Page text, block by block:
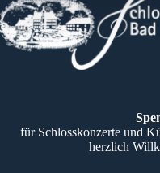
für Schlosskonzerte und
herzlich